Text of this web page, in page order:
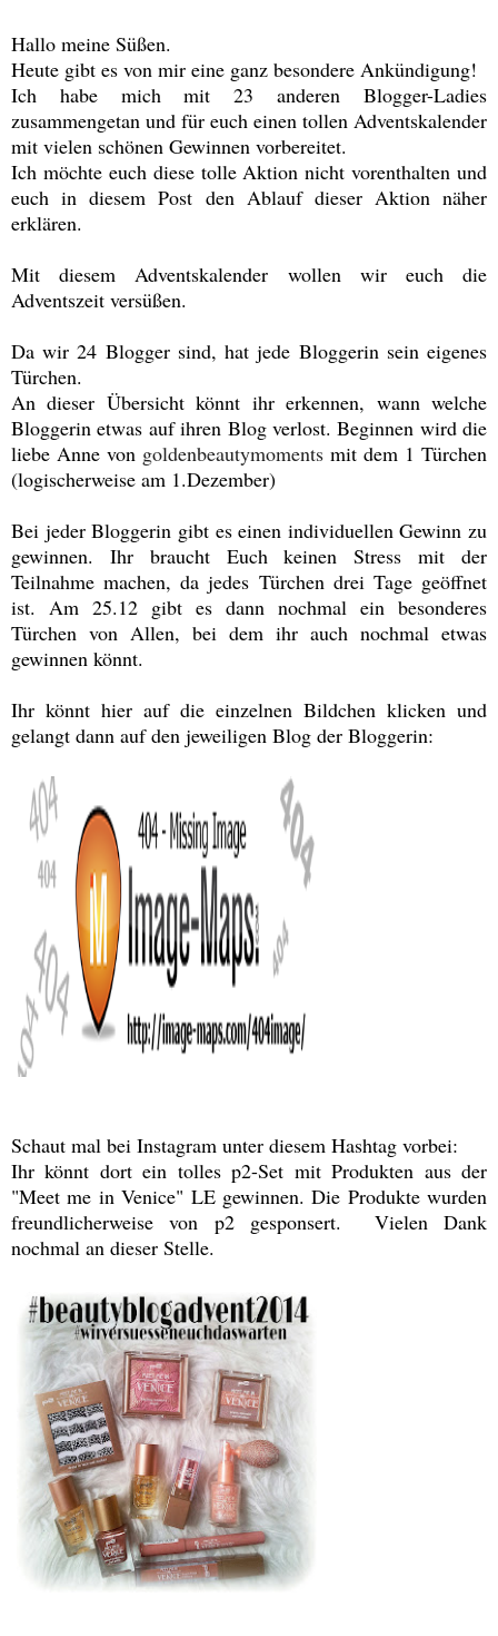
Hallo meine Süßen.
Heute gibt es von mir eine ganz besondere Ankündigung!
Ich habe mich mit 23 anderen Blogger-Ladies
zusammengetan und für euch einen tollen Adventskalender
mit vielen schönen Gewinnen vorbereitet.
Ich möchte euch diese tolle Aktion nicht vorenthalten und
euch in diesem Post den Ablauf dieser Aktion näher
erklären.
Mit diesem Adventskalender wollen wir euch die
Adventszeit versüßen.
Da wir 24 Blogger sind, hat jede Bloggerin sein eigenes
Türchen.
An dieser Übersicht könnt ihr erkennen, wann welche
Bloggerin etwas auf ihren Blog verlost. Beginnen wird die
liebe Anne von goldenbeautymoments mit dem 1 Türchen
(logischerweise am 1.Dezember)
Bei jeder Bloggerin gibt es einen individuellen Gewinn zu
gewinnen. Ihr braucht Euch keinen Stress mit der
Teilnahme machen, da jedes Türchen drei Tage geöffnet
ist. Am 25.12 gibt es dann nochmal ein besonderes
Türchen von Allen, bei dem ihr auch nochmal etwas
gewinnen könnt.
Ihr könnt hier auf die einzelnen Bildchen klicken und
gelangt dann auf den jeweiligen Blog der Bloggerin:
Schaut mal bei Instagram unter diesem Hashtag vorbei:
Ihr könnt dort ein tolles p2-Set mit Produkten aus der
"Meet me in Venice" LE gewinnen. Die Produkte wurden
freundlicherweise von p2 gesponsert. Vielen Dank
nochmal an dieser Stelle.